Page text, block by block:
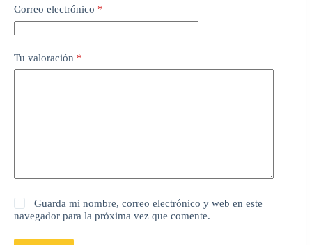
Correo electrónico *
Tu valoración *
Guarda mi nombre, correo electrónico y web en este
navegador para la próxima vez que comente.